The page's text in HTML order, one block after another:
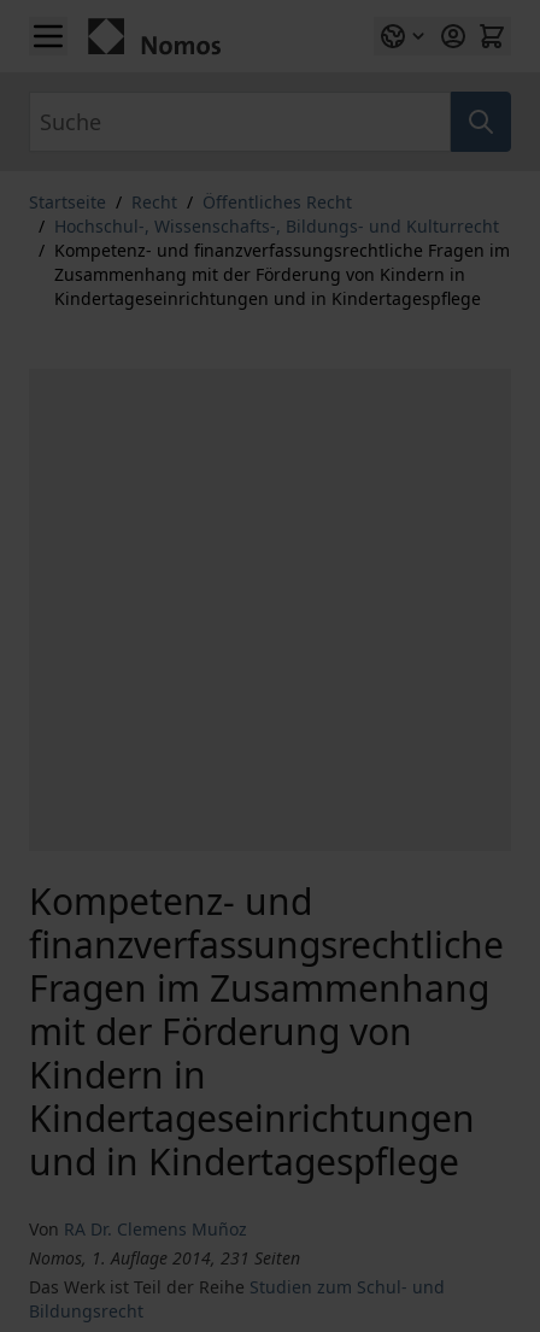
Zum Inhalt springen
Startseite / Recht / Öffentliches Recht
/ Hochschul-, Wissenschafts-, Bildungs- und Kulturrecht
/ Kompetenz- und finanzverfassungsrechtliche Fragen im
Zusammenhang mit der Förderung von Kindern in
Kindertageseinrichtungen und in Kindertagespflege
Kompetenz- und
finanzverfassungsrechtliche
Fragen im Zusammenhang
mit der Förderung von
Kindern in
Kindertageseinrichtungen
und in Kindertagespflege
Von RA Dr. Clemens Muñoz
Nomos, 1. Auflage 2014, 231 Seiten
Das Werk ist Teil der Reihe Studien zum Schul- und
Bildungsrecht